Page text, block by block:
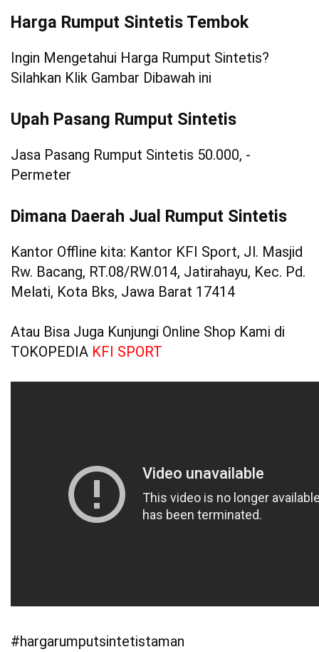
Harga Rumput Sintetis Tembok
Ingin Mengetahui Harga Rumput Sintetis?
Silahkan Klik Gambar Dibawah ini
Upah Pasang Rumput Sintetis
Jasa Pasang Rumput Sintetis 50.000, -
Permeter
Dimana Daerah Jual Rumput Sintetis
Kantor Offline kita: Kantor KFI Sport, Jl. Masjid
Rw. Bacang, RT.08/RW.014, Jatirahayu, Kec. Pd.
Melati, Kota Bks, Jawa Barat 17414
Atau Bisa Juga Kunjungi Online Shop Kami di
TOKOPEDIA KFI SPORT
#hargarumputsintetistaman